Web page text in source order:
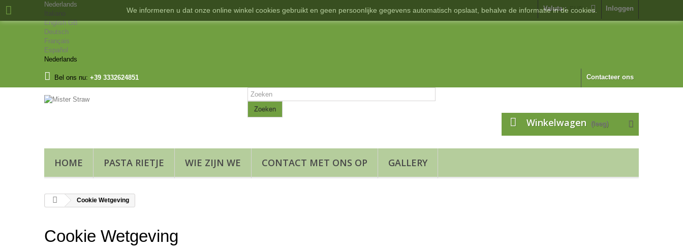
Inloggen
Valuta : EUR
Nederlands
Italiano
English GB
Deutsch
Français
Español
Nederlands
Contacteer ons
Bel ons nu: +39 3332624851
Zoeken
Winkelwagen (leeg)
HOME PASTA RIETJE WIE ZIJN WE CONTACT MET ONS OP GALLERY
Cookie Wetgeving
Cookie Wetgeving
We informeren u dat onze online winkel cookies gebruikt en geen persoonlijke gegevens automatisch opslaat, behalve de informatie in de cookies.